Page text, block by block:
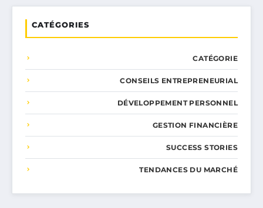
CATÉGORIES
CATÉGORIE
CONSEILS ENTREPRENEURIAL
DÉVELOPPEMENT PERSONNEL
GESTION FINANCIÈRE
SUCCESS STORIES
TENDANCES DU MARCHÉ